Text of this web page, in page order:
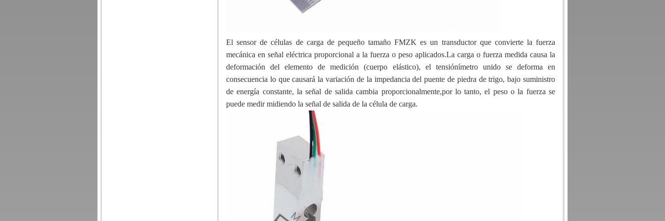
El sensor de células de carga de pequeño tamaño FMZK es un transductor que convierte la fuerza
mecánica en señal eléctrica proporcional a la fuerza o peso aplicados.La carga o fuerza medida causa la
deformación del elemento de medición (cuerpo elástico), el tensiónímetro unido se deforma en
consecuencia lo que causará la variación de la impedancia del puente de piedra de trigo, bajo suministro
de energía constante, la señal de salida cambia proporcionalmente,por lo tanto, el peso o la fuerza se
puede medir midiendo la señal de salida de la célula de carga.